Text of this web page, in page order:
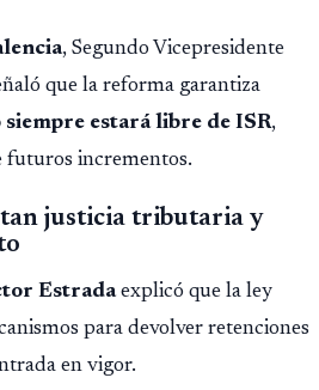
, Segundo Vicepresidente
que la reforma garantiza
estará libre de ISR,
futuros incrementos.
justicia tributaria y
Estradaexplicó que la ley
para devolver retenciones
en vigor.